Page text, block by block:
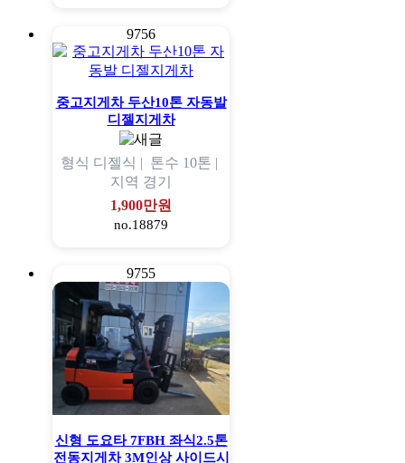
9756
중고지게차 두산10톤 자동발
디젤지게차
형식 디젤식 | 톤수 10톤 |
지역 경기
1,900만원
no.18879
9755
신형 도요타 7FBH 좌식2.5톤
전동지게차 3M인상 사이드시